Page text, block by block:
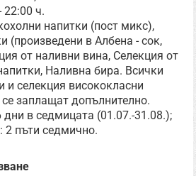
22:00 ч.
напитки (пост микс),
(произведени в Албена - сок,
от наливни вина, Селекция от
Наливна бира. Всички
и селекция висококласни
заплащат допълнително.
дни в седмицата (01.07.-31.08.);
2 пъти седмично.